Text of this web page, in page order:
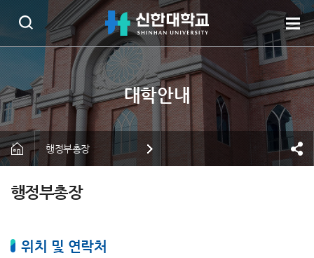
행정부총장
행정부총장
위치 및 연락처